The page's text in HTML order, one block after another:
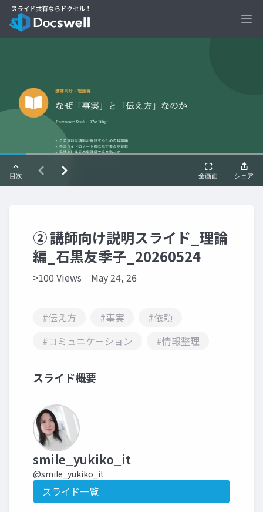
② 講師向け説明スライド_理論
編_石黒友季子_20260524
>100 Views May 24, 26
#伝え方 #事実
#依頼
#コミュニケーション
#情報整理
スライド概要
smile_yukiko_it
@smile_yukiko_it
スライド一覧